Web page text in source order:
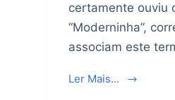
certamente ouviu
“Moderninha”,
associam este
Ler Mais...